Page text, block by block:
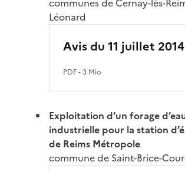
Léonard
Avis du 11 juillet 2014
PDF- 3 Mio
Exploitation d’un forage
industrielle pour la station
de Reims Métropole
commune de Saint-Brice-